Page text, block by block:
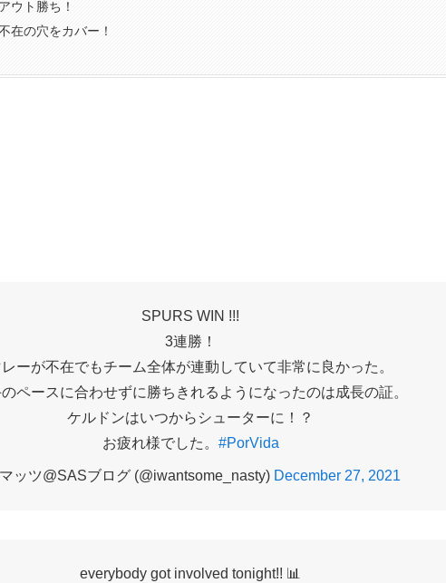
ウト勝ち！
在の穴をカバー！
SPURS WIN !!!
3連勝！
ーが不在でもチーム全体が連動していて非常に良かった。
ペースに合わせずに勝ちきれるようになったのは成長の証。
ケルドンはいつからシューターに！？
お疲れ様でした。 #PorVida
ッツ@SASブログ (@iwantsome_nasty) December 27, 2021
everybody got involved tonight!! 📊